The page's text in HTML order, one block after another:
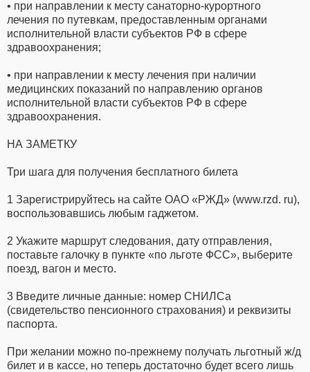
• при направлении к месту санаторно-курортного
лечения по путевкам, предоставленным органами
исполнительной власти субъектов РФ в сфере
здравоохранения;
• при направлении к месту лечения при наличии
медицинских показаний по направлению органов
исполнительной власти субъектов РФ в сфере
здравоохранения.
НА ЗАМЕТКУ
Три шага для получения бесплатного билета
1 Зарегистрируйтесь на сайте ОАО «РЖД» (www.rzd. ru),
воспользовавшись любым гаджетом.
2 Укажите маршрут следования, дату отправления,
поставьте галочку в пункте «по льготе ФСС», выберите
поезд, вагон и место.
3 Введите личные данные: номер СНИЛСа
(свидетельство пенсионного страхования) и реквизиты
паспорта.
При желании можно по-прежнему получать льготный ж/д
билет и в кассе, но теперь достаточно будет всего лишь